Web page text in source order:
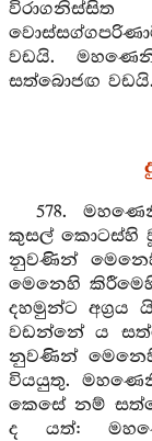
වඩයි.
සත්බොජඟ
578.
කුසල් කොටස්හි
නුවණින්
මෙනෙහි
දහමුන්ට අග්‍රය
වඩන්නේ ය
නුවණින්
වියයුතු.
කෙසේ නම්
ද යත්: